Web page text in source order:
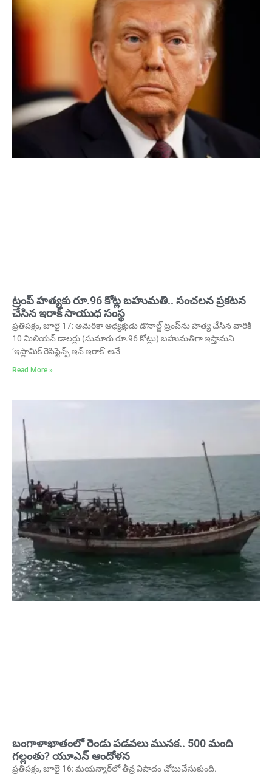
ట్రంప్ హత్యకు రూ.96 కోట్ల బహుమతి.. సంచలన ప్రకటన
చేసిన ఇరాక్ సాయుధ సంస్థ
ప్రతిపక్షం, జూలై 17: అమెరికా అధ్యక్షుడు డొనాల్డ్ ట్రంప్‌ను హత్య చేసిన వారికి
10 మిలియన్‌ డాలర్లు (సుమారు రూ.96 కోట్లు) బహుమతిగా ఇస్తామని
‘ఇస్లామిక్ రెసిస్టెన్స్ ఇన్ ఇరాక్’ అనే
Read More »
బంగాళాఖాతంలో రెండు పడవలు మునక.. 500 మంది
గల్లంతు? యూఎన్‌ ఆందోళన
ప్రతిపక్షం, జూలై 16: మయన్మార్‌లో తీవ్ర విషాదం చోటుచేసుకుంది.